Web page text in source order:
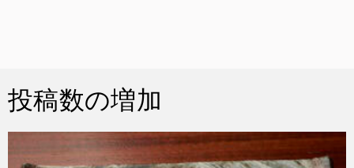
投稿数の増加